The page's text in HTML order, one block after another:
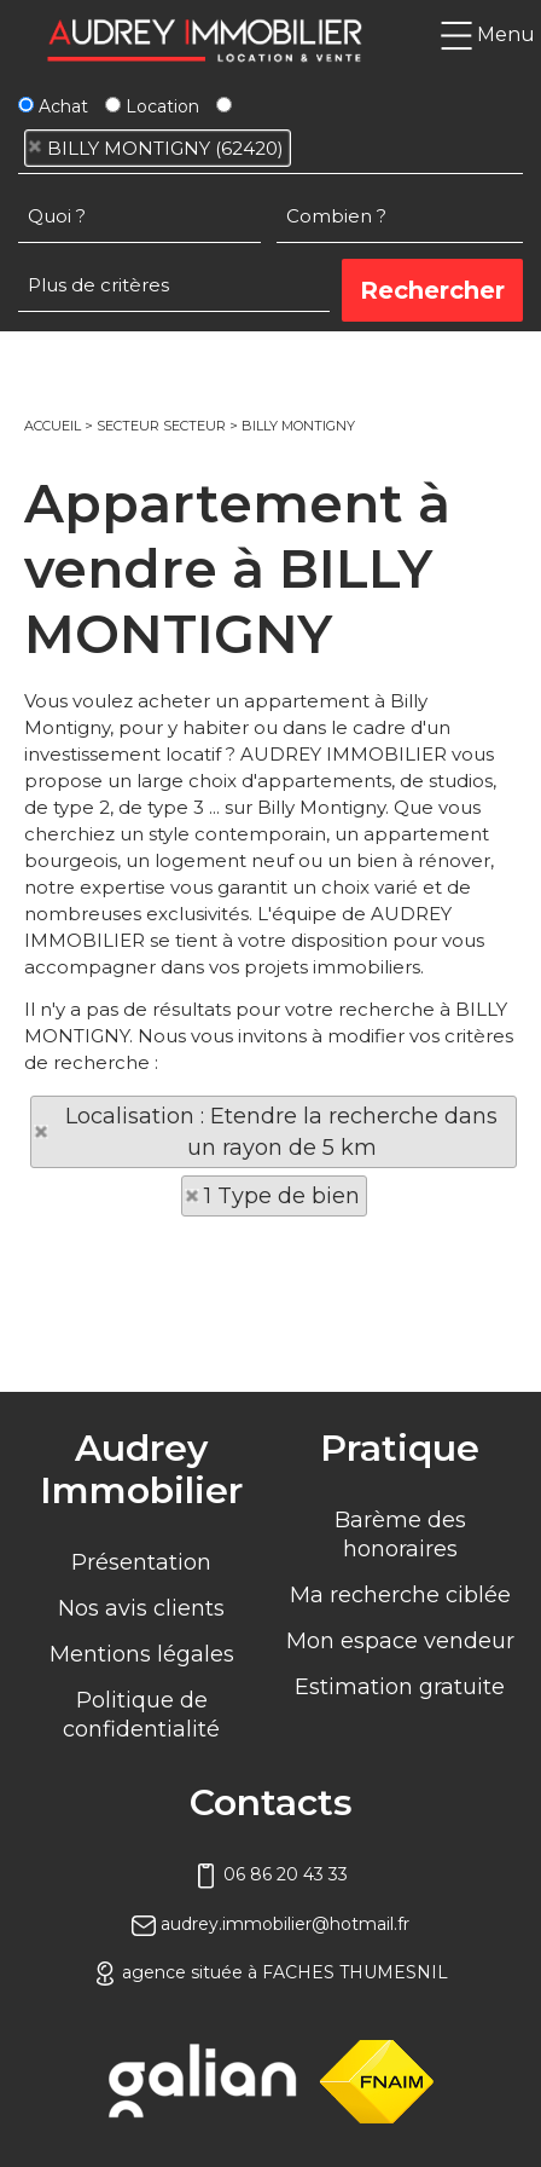
Menu
Achat Location
BILLY MONTIGNY (62420)
ACCUEIL> SECTEUR SECTEUR > BILLY MONTIGNY
Appartement à
vendre à BILLY
MONTIGNY
Vous voulez acheter un appartement à Billy
Montigny, pour y habiter ou dans le cadre d'un
investissement locatif ? AUDREY IMMOBILIER vous
propose un large choix d'appartements, de studios,
de type 2, de type 3 ... sur Billy Montigny. Que vous
cherchiez un style contemporain, un appartement
bourgeois, un logement neuf ou un bien à rénover,
notre expertise vous garantit un choix varié et de
nombreuses exclusivités. L'équipe de AUDREY
IMMOBILIER se tient à votre disposition pour vous
accompagner dans vos projets immobiliers.
Il n'y a pas de résultats pour votre recherche à BILLY
MONTIGNY. Nous vous invitons à modifier vos critères
de recherche :
Localisation : Etendre la recherche dans
un rayon de 5 km
1 Type de bien
Audrey
Immobilier
Présentation
Nos avis clients
Mentions légales
Politique de
confidentialité
Pratique
Barème des
honoraires
Ma recherche ciblée
Mon espace vendeur
Estimation gratuite
Contacts
06 86 20 43 33
audrey.immobilier@hotmail.fr
agence située à FACHES THUMESNIL